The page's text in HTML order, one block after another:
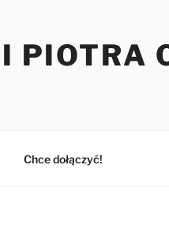
PIOTRA
Chce dołączyć!